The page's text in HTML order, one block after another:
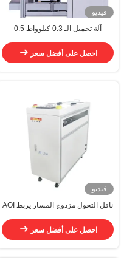
فيديو
آلة تحميل الـ 0.3 كيلوواط 0.5
احصل على أفضل سعر
فيديو
ناقل التحول مزدوج المسار يربط AOI
احصل على أفضل سعر